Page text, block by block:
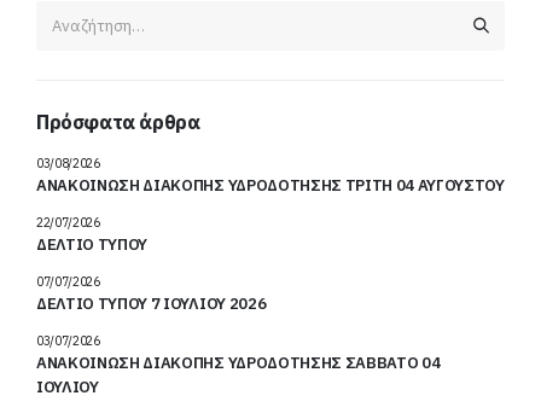
03/08/2026
22/07/2026
07/07/2026
ΙΟΥΛΙΟΥ
03/07/2026
26/06/2026